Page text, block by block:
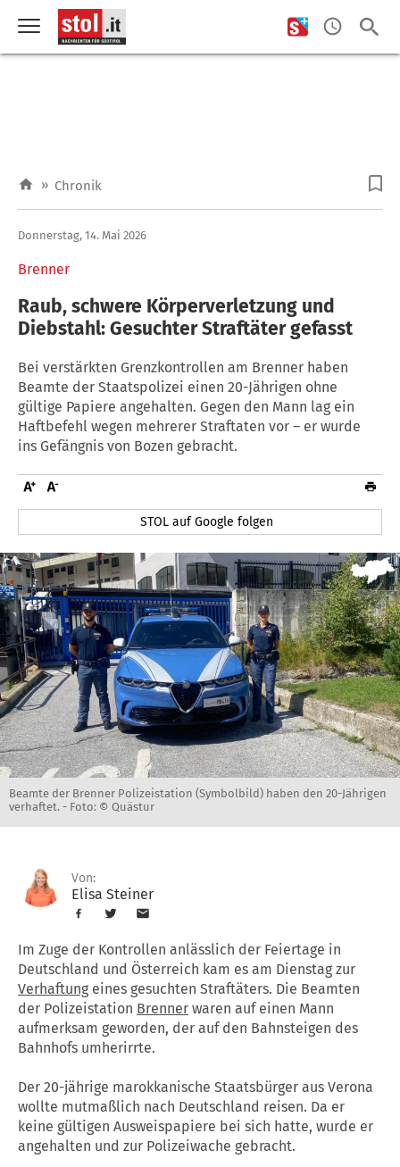
» Chronik
Brenner
Donnerstag, 14. Mai 2026
Raub, schwere Körperverletzung und
Diebstahl: Gesuchter Straftäter gefasst
Bei verstärkten Grenzkontrollen am Brenner haben
Beamte der Staatspolizei einen 20-Jährigen ohne
gültige Papiere angehalten. Gegen den Mann lag ein
Haftbefehl wegen mehrerer Straftaten vor – er wurde
ins Gefängnis von Bozen gebracht.
STOL auf Google folgen
Beamte der Brenner Polizeistation (Symbolbild) haben den 20-Jährigen
verhaftet. - Foto: © Quästur
Von:
Elisa Steiner
Im Zuge der Kontrollen anlässlich der Feiertage in
Deutschland und Österreich kam es am Dienstag zur
Verhaftungeines gesuchten Straftäters. Die Beamten
der Polizeistation Brenner waren auf einen Mann
aufmerksam geworden, der auf den Bahnsteigen des
Bahnhofs umherirrte.
Der 20-jährige marokkanische Staatsbürger aus Verona
wollte mutmaßlich nach Deutschland reisen. Da er
keine gültigen Ausweispapiere bei sich hatte, wurde er
angehalten und zur Polizeiwache gebracht.